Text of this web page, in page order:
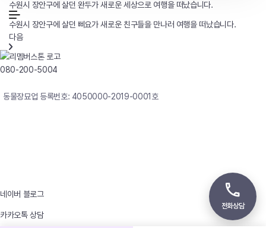
수원시 장안구에 살던 완두가 새로운 세상으로 여행을 떠났습니다.
수원시 장안구에 살던 삐요가 새로운 친구들을 만나러 여행을 떠났습니다.
다음
080-200-5004
동물장묘업 등록번호: 4050000-2019-0001호
네이버 블로그
카카오톡 상담
전화상담